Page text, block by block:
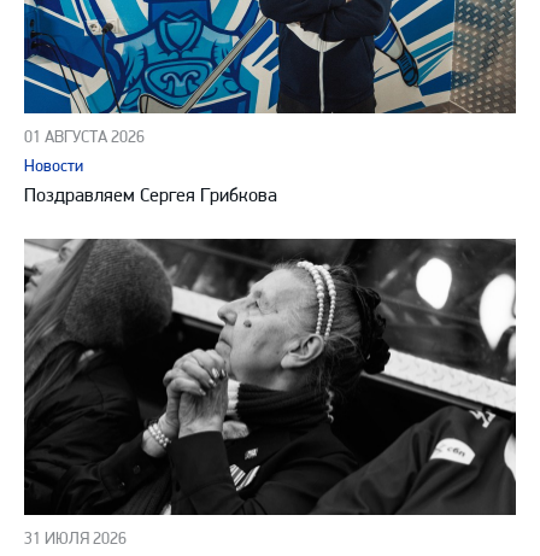
01 АВГУСТА 2026
Новости
Поздравляем Сергея Грибкова
31 ИЮЛЯ 2026